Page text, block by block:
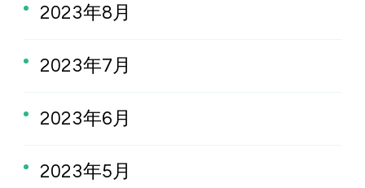
2023年8月
2023年7月
2023年6月
2023年5月